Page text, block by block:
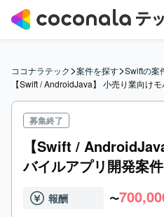
ココナラテック>案件を探す>Swiftの案
【Swift / AndroidJava】 小売り業向け
募集終了
【Swift /
バイルアプリ開発案件
報酬 〜